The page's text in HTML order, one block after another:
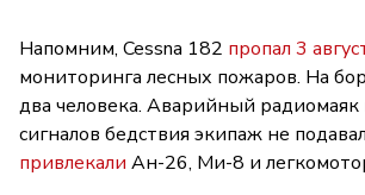
Напомним, Cessna 182 пропал 3
мониторинга лесных пожаров. На
два человека. Аварийный радиомаяк
сигналов бедствия экипаж не
привлекали Ан-26, Ми-8 и